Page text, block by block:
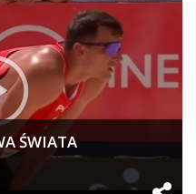
ŚWIATA